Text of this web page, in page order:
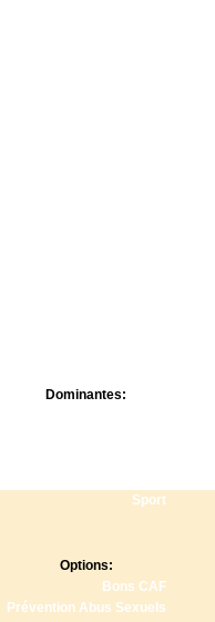
Dominantes:
Sport
Options:
Bons CAF
Prévention Abus Sexuels